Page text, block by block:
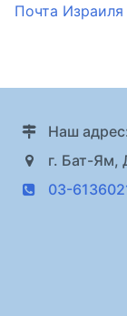
Почта Израиля
Наш
г. Бат-Ям,
03-